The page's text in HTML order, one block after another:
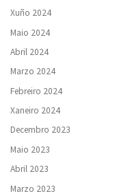
Xuño 2024
Maio 2024
Abril 2024
Marzo 2024
Febreiro 2024
Xaneiro 2024
Decembro 2023
Maio 2023
Abril 2023
Marzo 2023